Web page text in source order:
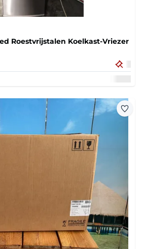
Roestvrijstalen Koelkast-Vriezer